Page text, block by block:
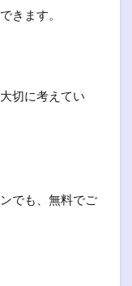
きます。
切に考えてい
でも、無料でご